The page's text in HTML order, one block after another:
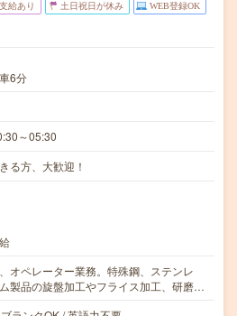
給あり 土日祝日が休み WEB登録OK
6分
～05:30
る方、大歓迎！
オペレーター業務。特殊鋼、ステンレ
製品の旋盤加工やフライス加工、研磨…